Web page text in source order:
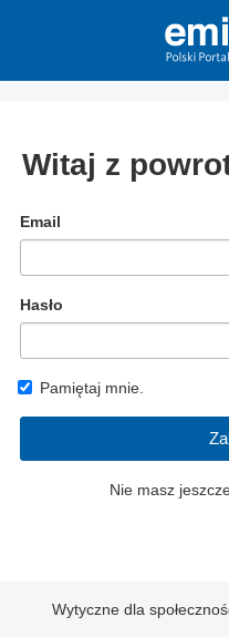
Witaj z
Email
Hasło
Pamiętaj mnie.
Nie masz
Wytyczne dla